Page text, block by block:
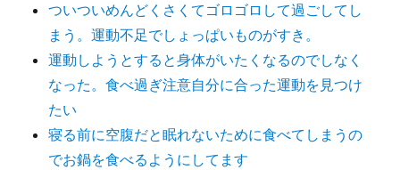
ついついめんどくさくてゴロゴロして過ごしてし
まう。運動不足でしょっぱいものがすき。
運動しようとすると身体がいたくなるのでしなく
なった。食べ過ぎ注意自分に合った運動を見つけ
たい
寝る前に空腹だと眠れないために食べてしまうの
でお鍋を食べるようにしてます